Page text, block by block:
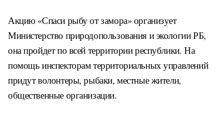
Акцию «Спаси рыбу от замора» организует
Министерство природопользования и экологии РБ,
она пройдет по всей территории республики. На
помощь инспекторам территориальных управлений
придут волонтеры, рыбаки, местные жители,
общественные организации.